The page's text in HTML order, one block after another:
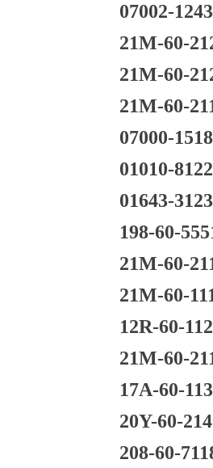
07002-
21M-60-
21M-60-
21M-60-
07000-
01010-
01643-
198-60-
21M-60-
21M-60-
12R-60-
21M-60-
17A-60-
20Y-60-
208-60-